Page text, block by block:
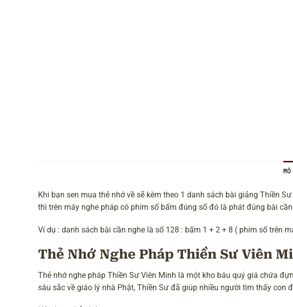
Khi bạn sen mua thẻ nhớ về sẽ kèm theo 1 danh sách bài giảng Thiền
thì trên máy nghe pháp có phím số bấm đúng số đó là phát đúng bài
Ví dụ : danh sách bài cần nghe là số 128 : bấm 1 + 2 + 8 ( phím số trên
Thẻ Nhớ Nghe Pháp Thiền Sư Viên
Thẻ nhớ nghe pháp Thiền Sư Viên Minh là một kho báu quý giá chứa
sâu sắc về giáo lý nhà Phật, Thiền Sư đã giúp nhiều người tìm thấy